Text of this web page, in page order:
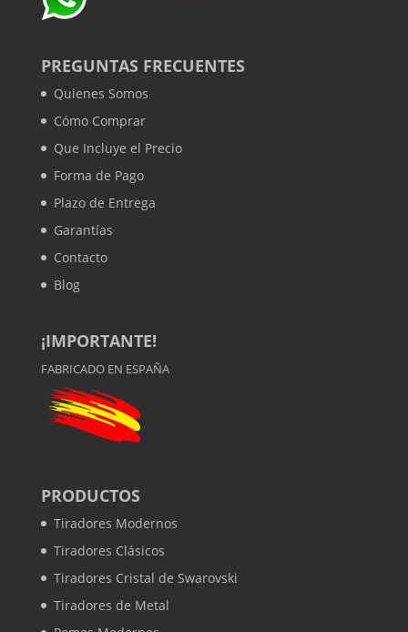
PREGUNTAS FRECUENTES
Quienes Somos
Cómo Comprar
Que Incluye el Precio
Forma de Pago
Plazo de Entrega
Garantías
Contacto
Blog
¡IMPORTANTE!
FABRICADO EN ESPAÑA
PRODUCTOS
Tiradores Modernos
Tiradores Clásicos
Tiradores Cristal de Swarovski
Tiradores de Metal